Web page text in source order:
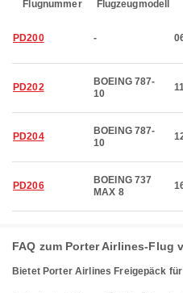
Flugnummer Flugzeugmodell
PD200 -
PD202
BOEING 787-
10
PD204
BOEING 787-
10
PD206
BOEING 737
MAX 8
FAQ zum Porter Airlines-Flug
Bietet Porter Airlines Freigepäck